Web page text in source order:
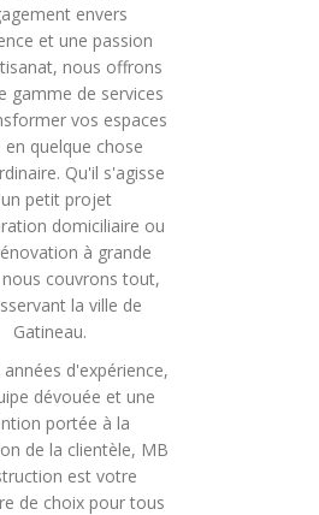
envers
et une passion
nous offrons
gamme de services
vos espaces
en quelque chose
Qu'il s'agisse
petit projet
domiciliaire ou
à grande
nous couvrons tout,
la ville de
Gatineau.
années d'expérience,
dévouée et une
portée à la
de la clientèle, MB
est votre
de choix pour tous